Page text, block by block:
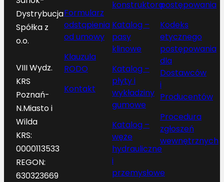
Dystrybucja
Spółka z
o.o.
VIII Wydz.
KRS
Poznań-
N.Miasto i
Wilda
KRS:
0000113533
REGON:
630323669
Formularz
odstąpienia
od umowy
Klauzula
RODO
Kontakt
konstruktora
Katalog –
pasy
klinowe
Katalog –
płyty i
wykładziny
gumowe
Katalog –
węże
hydrauliczne
i
przemysłowe
postępowania
Kodeks
etycznego
postępowania
dla
Dostawców
i
Producentów
Procedura
zgłoszeń
wewnętrznych